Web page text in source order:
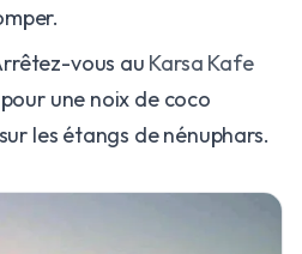
vous au Karsa Kafe
une noix de coco
les étangs de nénuphars.